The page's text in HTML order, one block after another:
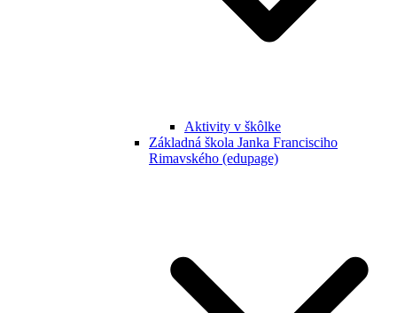
Aktivity v škôlke
Základná škola Janka Francisciho
Rimavského (edupage)